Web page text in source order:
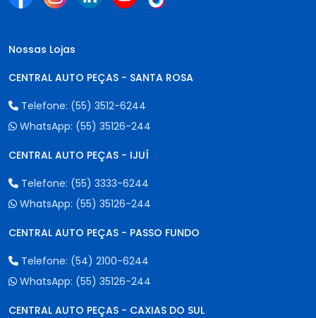
Nossas Lojas
CENTRAL AUTO PEÇAS - SANTA ROSA
Telefone: (55) 3512-6244
WhatsApp: (55) 35126-244
CENTRAL AUTO PEÇAS - IJUÍ
Telefone: (55) 3333-6244
WhatsApp: (55) 35126-244
CENTRAL AUTO PEÇAS - PASSO FUNDO
Telefone: (54) 2100-6244
WhatsApp: (55) 35126-244
CENTRAL AUTO PEÇAS - CAXIAS DO SUL